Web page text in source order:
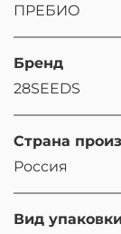
ПРЕБИО
Бренд
28SEEDS
Страна
Россия
Вид